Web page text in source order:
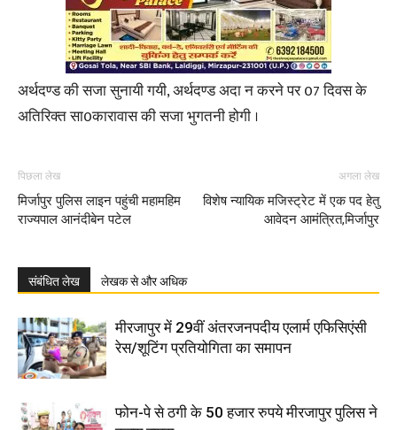
अर्थदण्ड की सजा सुनायी गयी, अर्थदण्ड अदा न करने पर 07 दिवस के
अतिरिक्त सा0कारावास की सजा भुगतनी होगी ।
पिछला लेख
मिर्जापुर पुलिस लाइन पहुंची महामहिम
राज्यपाल आनंदीबेन पटेल
अगला लेख
विशेष न्यायिक मजिस्ट्रेट में एक पद हेतु
आवेदन आमंत्रित,मिर्जापुर
संबंधित लेख लेखक से और अधिक
मीरजापुर में 29वीं अंतरजनपदीय एलार्म एफिसिएंसी
रेस/शूटिंग प्रतियोगिता का समापन
फोन-पे से ठगी के 50 हजार रुपये मीरजापुर पुलिस ने